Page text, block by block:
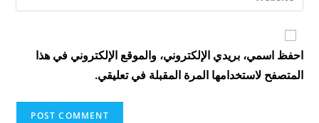
comment
your
URL
(optional)
احفظ اسمي، بريدي الإلكتروني، والموقع الإلكتروني في هذا
المتصفح لاستخدامها المرة المقبلة في تعليقي.